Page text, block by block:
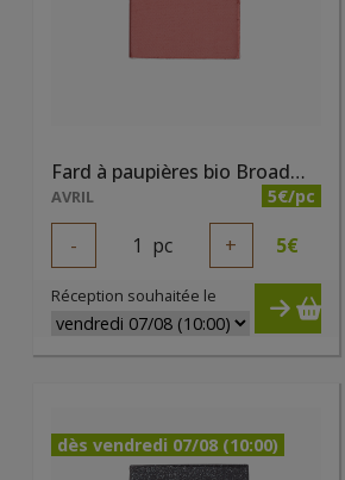
Fard à paupières bio Broadway mat
AVRIL 5€/pc
- 1 pc + 5€
Réception souhaitée le
dès vendredi 07/08 (10:00)